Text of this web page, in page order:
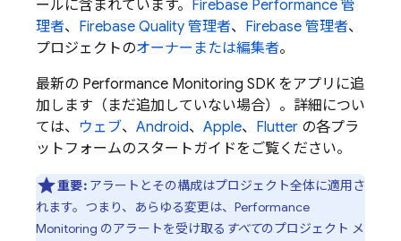
ールに含まれています。 Firebase Performance 管
理者、 Firebase Quality 管理者、 Firebase 管理者、
プロジェクトのオーナーまたは編集者。
最新の Performance Monitoring SDK をアプリに追
加します（まだ追加していない場合）。詳細につい
ては、 ウェブ、 Android、 Apple、 Flutter の各プラ
ットフォームのスタートガイドをご覧ください。
重要:アラートとその構成はプロジェクト全体に適用さ
れます。つまり、あらゆる変更は、 Performance
Monitoring のアラートを受け取る すべてのプロジェクト メ